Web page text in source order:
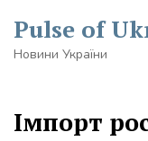
content
Pulse of
Новини України
Імпорт